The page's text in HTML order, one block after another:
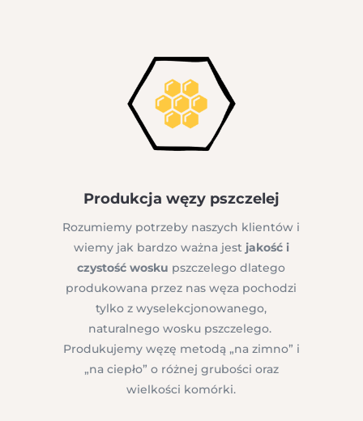
Produkcja węzy pszczelej
Rozumiemy potrzeby naszych klientów i
wiemy jak bardzo ważna jest jakość i
czystość wosku pszczelego dlatego
produkowana przez nas węza pochodzi
tylko z wyselekcjonowanego,
naturalnego wosku pszczelego.
Produkujemy węzę metodą „na zimno” i
„na ciepło” o różnej grubości oraz
wielkości komórki.